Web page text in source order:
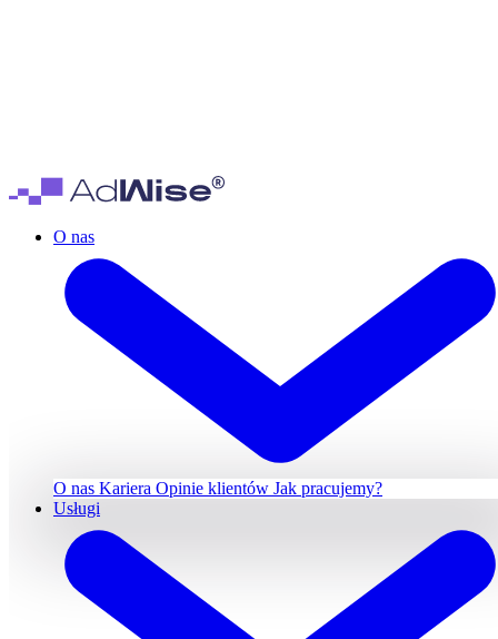
O nas
O nas Kariera Opinie klientów Jak pracujemy?
Usługi